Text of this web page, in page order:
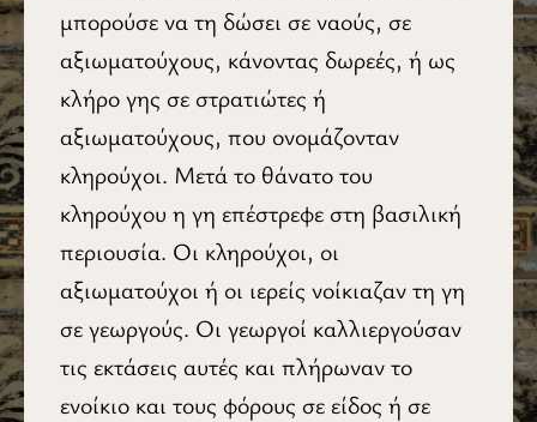
μπορούσε να τη δώσει σε ναούς, σε
αξιωματούχους, κάνοντας δωρεές, ή ως
κλήρο γης σε στρατιώτες ή
αξιωματούχους, που ονομάζονταν
κληρούχοι. Μετά το θάνατο του
κληρούχου η γη επέστρεφε στη βασιλική
περιουσία. Οι κληρούχοι, οι
αξιωματούχοι ή οι ιερείς νοίκιαζαν τη γη
σε γεωργούς. Οι γεωργοί καλλιεργούσαν
τις εκτάσεις αυτές και πλήρωναν το
ενοίκιο και τους φόρους σε είδος ή σε